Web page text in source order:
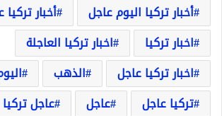
أخبار تركيا اليوم عاجل
أخبار
اخبار تركيا
اخبار تركيا العاجلة
اخبار تركيا عاجل
الذهب
تركيا عاجل
عاجل عاجل تركيا